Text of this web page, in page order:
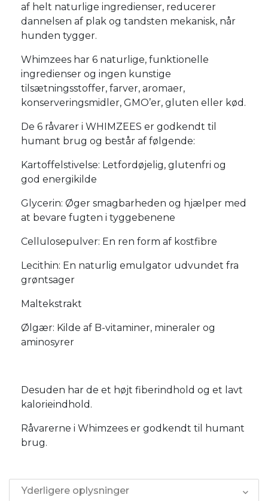
af helt naturlige ingredienser, reducerer
dannelsen af plak og tandsten mekanisk, når
hunden tygger.
Whimzees har 6 naturlige, funktionelle
ingredienser og ingen kunstige
tilsætningsstoffer, farver, aromaer,
konserveringsmidler, GMO’er, gluten eller kød.
De 6 råvarer i WHIMZEES er godkendt til
humant brug og består af følgende:
Kartoffelstivelse: Letfordøjelig, glutenfri og
god energikilde
Glycerin: Øger smagbarheden og hjælper med
at bevare fugten i tyggebenene
Cellulosepulver: En ren form af kostfibre
Lecithin: En naturlig emulgator udvundet fra
grøntsager
Maltekstrakt
Ølgær: Kilde af B-vitaminer, mineraler og
aminosyrer
Desuden har de et højt fiberindhold og et lavt
kalorieindhold.
Råvarerne i Whimzees er godkendt til humant
brug.
Yderligere oplysninger